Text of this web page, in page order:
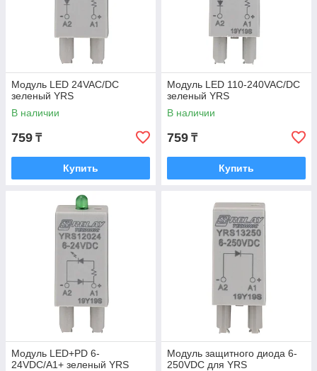
Модуль LED 24VAC/DC
зеленый YRS
В наличии
759 ₸
Купить
Модуль LED 110-240VAC/DC
зеленый YRS
В наличии
759 ₸
Купить
Модуль LED+PD 6-
24VDC/A1+ зеленый YRS
Модуль защитного диода 6-
250VDC для YRS